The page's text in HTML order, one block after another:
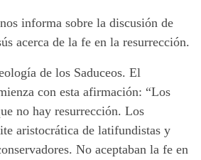
informa sobre la discusión de
acerca de la fe en la resurrección.
de los Saduceos. El
con esta afirmación: “Los
no hay resurrección. Los
aristocrática de latifundistas y
No aceptaban la fe en